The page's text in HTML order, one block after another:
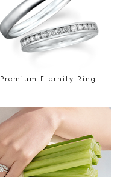
Premium Eternity Ring